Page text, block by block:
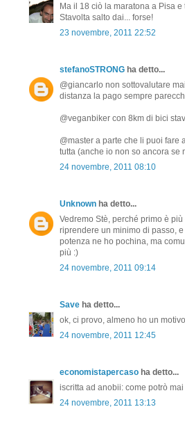
Ma il 18 ciò la maratona a Pisa
Stavolta salto dai... forse!
23 novembre, 2011 22:52
stefanoSTRONG ha detto...
@giancarlo non sottovalutare
distanza la pago sempre
@veganbiker con 8km di bici
@master a parte che li puoi fare
tutta (anche io non so ancora se
24 novembre, 2011 08:10
Unknown ha detto...
Vedremo Stè, perché primo è
riprendere un minimo di passo,
potenza ne ho pochina, ma
più :)
24 novembre, 2011 09:14
Save ha detto...
ok, ci provo, almeno ho un
24 novembre, 2011 12:45
economistapercaso ha detto...
iscritta ad anobii: come potrò
24 novembre, 2011 13:13